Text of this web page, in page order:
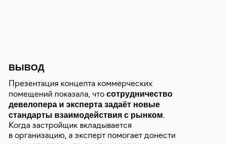
ВЫВОД
Презентация концепта коммерческих
помещений показала, что сотрудничество
девелопера и эксперта задаёт новые
стандарты взаимодействия с рынком.
Когда застройщик вкладывается
в организацию, а эксперт помогает донести